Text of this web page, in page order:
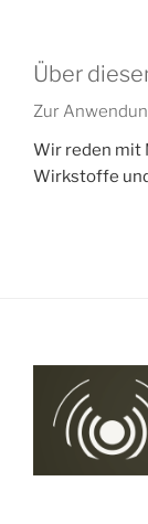
Über
Zur
Wir reden mit
Wirkstoffe